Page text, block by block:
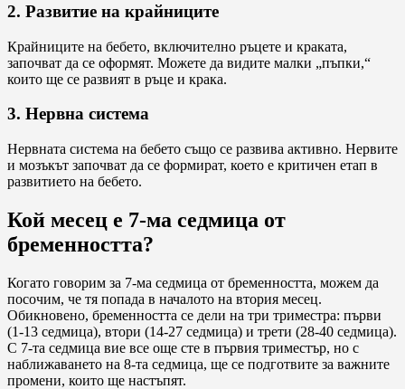
2. Развитие на крайниците
Крайниците на бебето, включително ръцете и краката,
започват да се оформят. Можете да видите малки „пъпки,“
които ще се развият в ръце и крака.
3. Нервна система
Нервната система на бебето също се развива активно. Нервите
и мозъкът започват да се формират, което е критичен етап в
развитието на бебето.
Кой месец е 7-ма седмица от
бременността?
Когато говорим за 7-ма седмица от бременността, можем да
посочим, че тя попада в началото на втория месец.
Обикновено, бременността се дели на три триместра: първи
(1-13 седмица), втори (14-27 седмица) и трети (28-40 седмица).
С 7-та седмица вие все още сте в първия триместър, но с
наближаването на 8-та седмица, ще се подготвите за важните
промени, които ще настъпят.